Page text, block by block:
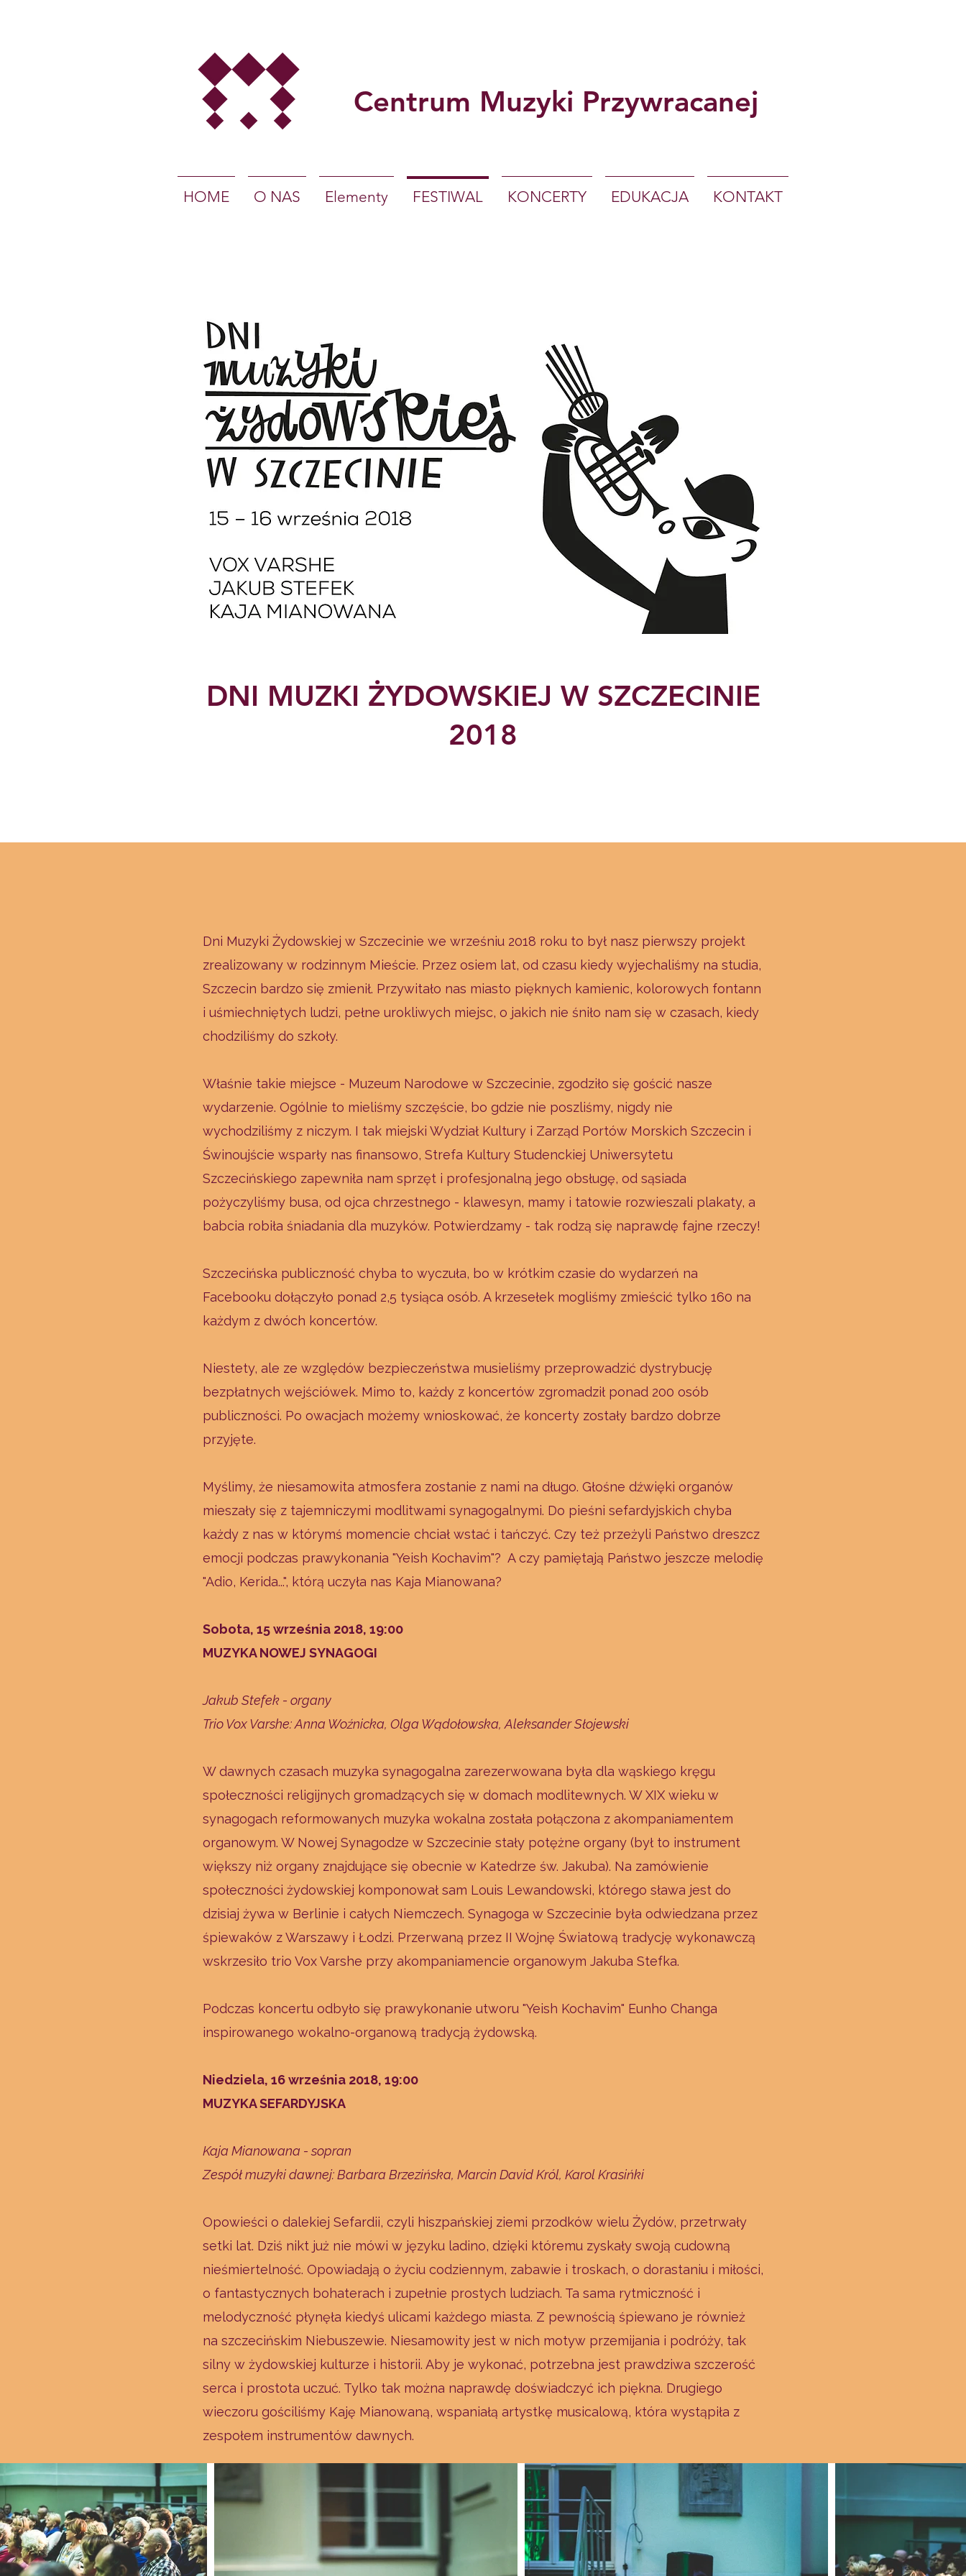
Centrum Muzyki Przywracanej
HOME O NAS Elementy FESTIWAL KONCERTY EDUKACJA KONTAKT
DNI MUZKI ŻYDOWSKIEJ W SZCZECINIE
2018
Dni Muzyki Żydowskiej w Szczecinie we wrześniu 2018 roku to był nasz pierwszy projekt
zrealizowany w rodzinnym Mieście. Przez osiem lat, od czasu kiedy wyjechaliśmy na studia,
Szczecin bardzo się zmienił. Przywitało nas miasto pięknych kamienic, kolorowych fontann
i uśmiechniętych ludzi, pełne urokliwych miejsc, o jakich nie śniło nam się w czasach, kiedy
chodziliśmy do szkoły.
Właśnie takie miejsce - Muzeum Narodowe w Szczecinie, zgodziło się gościć nasze
wydarzenie. Ogólnie to mieliśmy szczęście, bo gdzie nie poszliśmy, nigdy nie
wychodziliśmy z niczym. I tak miejski Wydział Kultury i Zarząd Portów Morskich Szczecin i
Świnoujście wsparły nas finansowo, Strefa Kultury Studenckiej Uniwersytetu
Szczecińskiego zapewniła nam sprzęt i profesjonalną jego obsługę, od sąsiada
pożyczyliśmy busa, od ojca chrzestnego - klawesyn, mamy i tatowie rozwieszali plakaty, a
babcia robiła śniadania dla muzyków. Potwierdzamy - tak rodzą się naprawdę fajne rzeczy!
Szczecińska publiczność chyba to wyczuła, bo w krótkim czasie do wydarzeń na
Facebooku dołączyło ponad 2,5 tysiąca osób. A krzesełek mogliśmy zmieścić tylko 160 na
każdym z dwóch koncertów.
Niestety, ale ze względów bezpieczeństwa musieliśmy przeprowadzić dystrybucję
bezpłatnych wejściówek. Mimo to, każdy z koncertów zgromadził ponad 200 osób
publiczności. Po owacjach możemy wnioskować, że koncerty zostały bardzo dobrze
przyjęte.
Myślimy, że niesamowita atmosfera zostanie z nami na długo. Głośne dźwięki organów
mieszały się z tajemniczymi modlitwami synagogalnymi. Do pieśni sefardyjskich chyba
każdy z nas w którymś momencie chciał wstać i tańczyć. Czy też przeżyli Państwo dreszcz
emocji podczas prawykonania "Yeish Kochavim"? A czy pamiętają Państwo jeszcze melodię
"Adio, Kerida...", którą uczyła nas Kaja Mianowana?​
Sobota, 15 września 2018, 19:00
MUZYKA NOWEJ SYNAGOGI
Jakub Stefek - organy​
Trio Vox Varshe: Anna Woźnicka, Olga Wądołowska, Aleksander Słojewski
W dawnych czasach muzyka synagogalna zarezerwowana była dla wąskiego kręgu
społeczności religijnych gromadzących się w domach modlitewnych. W XIX wieku w
synagogach reformowanych muzyka wokalna została połączona z akompaniamentem
organowym. W Nowej Synagodze w Szczecinie stały potężne organy (był to instrument
większy niż organy znajdujące się obecnie w Katedrze św. Jakuba). Na zamówienie
społeczności żydowskiej komponował sam Louis Lewandowski, którego sława jest do
dzisiaj żywa w Berlinie i całych Niemczech. Synagoga w Szczecinie była odwiedzana przez
śpiewaków z Warszawy i Łodzi. Przerwaną przez II Wojnę Światową tradycję wykonawczą
wskrzesiło trio Vox Varshe przy akompaniamencie organowym Jakuba Stefka.
Podczas koncertu odbyło się prawykonanie utworu "Yeish Kochavim" Eunho Changa
inspirowanego wokalno-organową tradycją żydowską.
Niedziela, 16 września 2018, 19:00
MUZYKA SEFARDYJSKA
Kaja Mianowana - sopran
Zespół muzyki dawnej: Barbara Brzezińska, Marcin David Król, Karol Krasińki
Opowieści o dalekiej Sefardii, czyli hiszpańskiej ziemi przodków wielu Żydów, przetrwały
setki lat. Dziś nikt już nie mówi w języku ladino, dzięki któremu zyskały swoją cudowną
nieśmiertelność. Opowiadają o życiu codziennym, zabawie i troskach, o dorastaniu i miłości,
o fantastycznych bohaterach i zupełnie prostych ludziach. Ta sama rytmiczność i
melodyczność płynęła kiedyś ulicami każdego miasta. Z pewnością śpiewano je również
na szczecińskim Niebuszewie. Niesamowity jest w nich motyw przemijania i podróży, tak
silny w żydowskiej kulturze i historii. Aby je wykonać, potrzebna jest prawdziwa szczerość
serca i prostota uczuć. Tylko tak można naprawdę doświadczyć ich piękna. Drugiego
wieczoru gościliśmy Kaję Mianowaną, wspaniałą artystkę musicalową, która wystąpiła z
zespołem instrumentów dawnych.